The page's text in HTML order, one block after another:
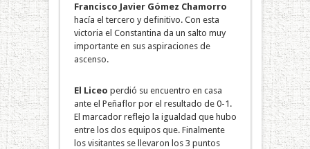
Francisco Javier Gómez Chamorro
hacía el tercero y definitivo. Con esta
victoria el Constantina da un salto muy
importante en sus aspiraciones de
ascenso.
El Liceo perdió su encuentro en casa
ante el Peñaflor por el resultado de 0-1.
El marcador reflejo la igualdad que hubo
entre los dos equipos que. Finalmente
los visitantes se llevaron los 3 puntos